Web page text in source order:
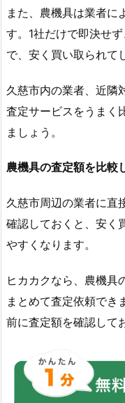
また、農機具は業者に
す。1社だけで即決せ
で、安く買い取られて
久慈市内の業者、近隣
査定サービスをうまく
ましょう。
農機具の査定額を比較
久慈市周辺の業者に直
確認しておくと、安く
やすくなります。
ヒカカクなら、農機具
まとめて査定依頼でき
前に査定額を確認して